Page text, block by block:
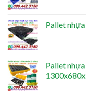
Pallet
Pallet